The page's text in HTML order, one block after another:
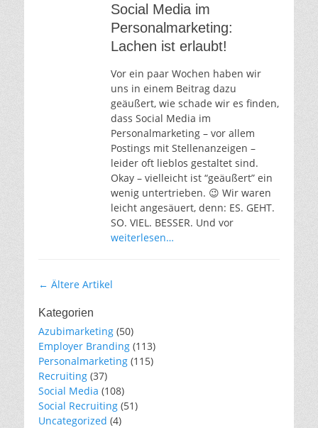
Social Media im
Personalmarketing:
Lachen ist erlaubt!
Vor ein paar Wochen haben wir
uns in einem Beitrag dazu
geäußert, wie schade wir es finden,
dass Social Media im
Personalmarketing – vor allem
Postings mit Stellenanzeigen –
leider oft lieblos gestaltet sind.
Okay – vielleicht ist “geäußert” ein
wenig untertrieben. 😉 Wir waren
leicht angesäuert, denn: ES. GEHT.
SO. VIEL. BESSER. Und vor
weiterlesen…
Artikel-
← Ältere Artikel
Kategorien
Azubimarketing (50)
Employer Branding (113)
Personalmarketing (115)
Recruiting (37)
Social Media (108)
Social Recruiting (51)
Uncategorized (4)